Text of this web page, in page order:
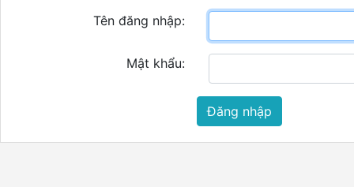
Tên đăng nhập:
Mật khẩu:
Đăng nhập